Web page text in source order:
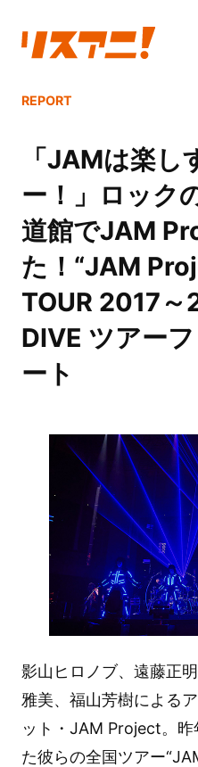
REPORT
「JAMは楽
ー！」ロック
道館でJAM
た！“JAM
TOUR 2017～
DIVE ツアー
ート
影山ヒロノブ、遠藤正
雅美、福山芳樹による
ット・JAM Project。昨
た彼らの全国ツアー